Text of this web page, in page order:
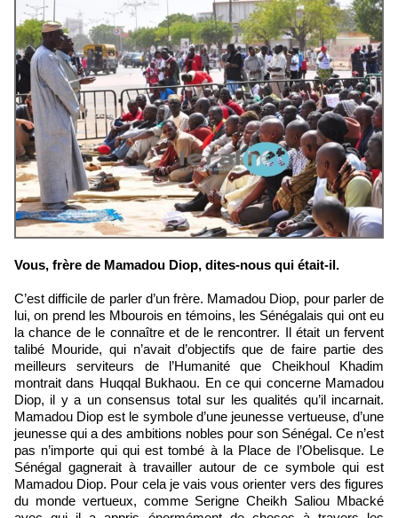
Vous, frère de Mamadou Diop, dites-nous qui était-il.
C’est difficile de parler d’un frère. Mamadou Diop, pour parler de
lui, on prend les Mbourois en témoins, les Sénégalais qui ont eu
la chance de le connaître et de le rencontrer. Il était un fervent
talibé Mouride, qui n’avait d’objectifs que de faire partie des
meilleurs serviteurs de l’Humanité que Cheikhoul Khadim
montrait dans Huqqal Bukhaou. En ce qui concerne Mamadou
Diop, il y a un consensus total sur les qualités qu’il incarnait.
Mamadou Diop est le symbole d’une jeunesse vertueuse, d’une
jeunesse qui a des ambitions nobles pour son Sénégal. Ce n’est
pas n’importe qui qui est tombé à la Place de l’Obelisque. Le
Sénégal gagnerait à travailler autour de ce symbole qui est
Mamadou Diop. Pour cela je vais vous orienter vers des figures
du monde vertueux, comme Serigne Cheikh Saliou Mbacké